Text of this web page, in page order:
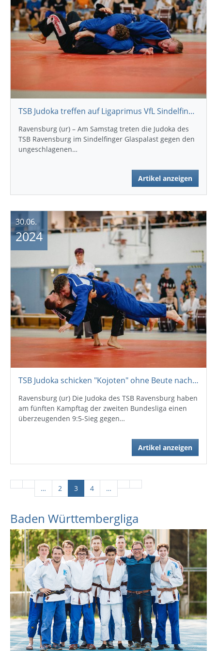
TSB Judoka treffen auf Ligaprimus VfL Sindelfingen
Ravensburg (ur) – Am Samstag treten die Judoka des
TSB Ravensburg im Sindelfinger Glaspalast gegen den
ungeschlagenen…
Artikel anzeigen
TSB Judoka schicken "Kojoten" ohne Beute nach Hause
Ravensburg (ur) Die Judoka des TSB Ravensburg haben
am fünften Kampftag der zweiten Bundesliga einen
überzeugenden 9:5-Sieg gegen…
Artikel anzeigen
30.06.
2024
… 2 3 4 …
Baden Württembergliga